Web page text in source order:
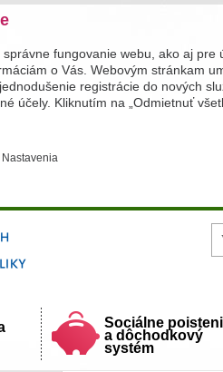
fungovanie webu, ako aj
o Vás. Webovým stránkam
registrácie do nových
účely. Kliknutím na „Odmietnuť
Nastavenia
vecí a rodiny
Sociálne
a dôchodkový
systém